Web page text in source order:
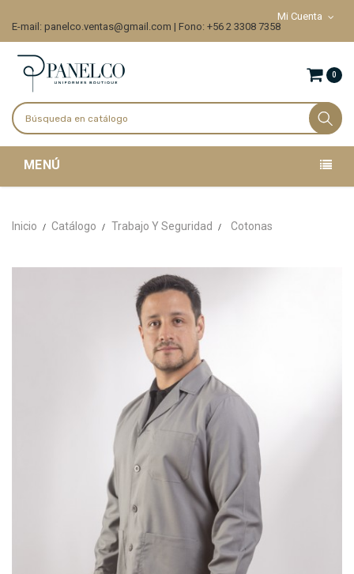
Mi Cuenta
E-mail: panelco.ventas@gmail.com | Fono: +56 2 3308 7358
0
MENÚ
Inicio Catálogo Trabajo Y Seguridad Cotonas